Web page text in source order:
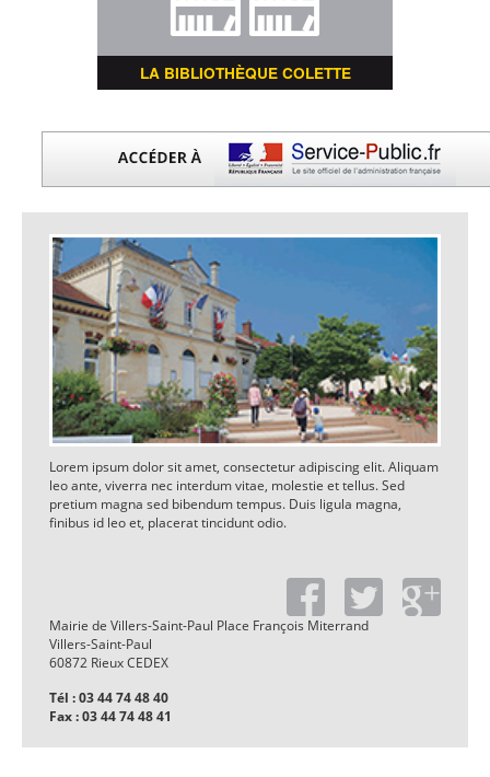
LA BIBLIOTHÈQUE COLETTE
Lorem ipsum dolor sit amet, consectetur adipiscing elit. Aliquam
leo ante, viverra nec interdum vitae, molestie et tellus. Sed
pretium magna sed bibendum tempus. Duis ligula magna,
finibus id leo et, placerat tincidunt odio.
Mairie de Villers-Saint-Paul Place François Miterrand
Villers-Saint-Paul
60872 Rieux CEDEX
Tél : 03 44 74 48 40
Fax : 03 44 74 48 41